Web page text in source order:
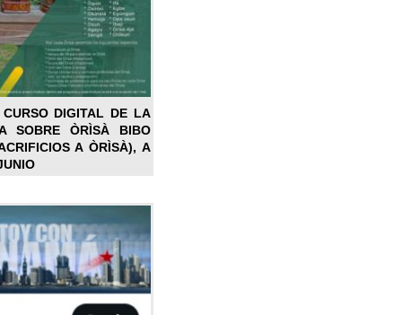
DIGITAL DE LA
SOBRE ÒRÌSÀ BIBO
A ÒRÌSÀ), A